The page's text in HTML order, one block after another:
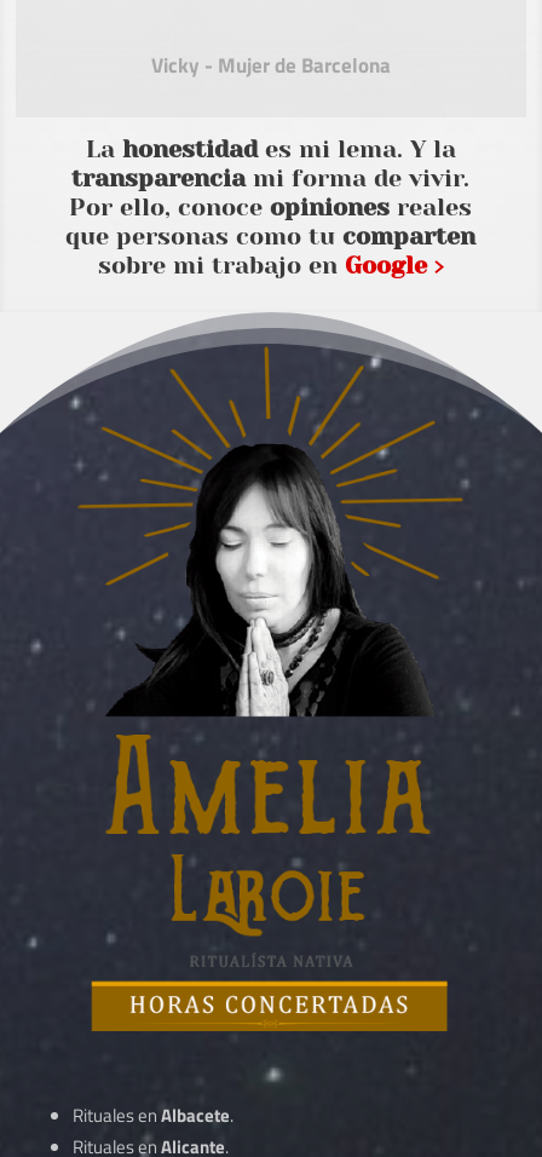
Vicky - Mujer de Barcelona
La honestidades mi lema. Y la
transparenciami forma de vivir.
Por ello, conoceopiniones reales
que personas como tucomparten
sobre mi trabajo en Google ›
Rituales enAlbacete.
Rituales enAlicante.